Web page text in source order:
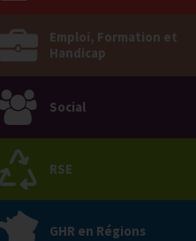
Emploi, Formation et
Handicap
Social
RSE
GHR en Régions